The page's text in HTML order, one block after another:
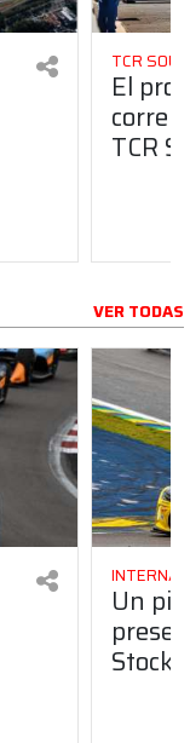
TCR
El
TCR
VER TODAS
Un
Stock